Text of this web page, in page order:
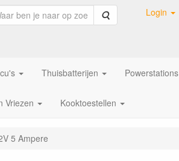
Zoeken Login
Thuisbatterijen Powerstations
Vriezen Kooktoestellen
5 Ampere